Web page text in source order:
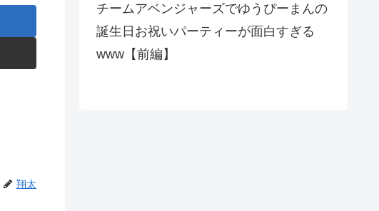
翔太
チームアベンジャーズでゆうぴーまんの
誕生日お祝いパーティーが面白すぎる
www【前編】